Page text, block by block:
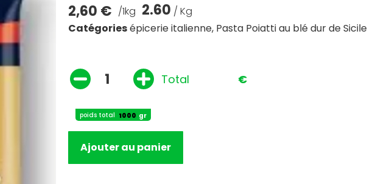
2,60 € /1kg 2.60 / Kg
Catégoriesépicerie italienne, Pasta Poiatti au blé dur de Sicile
poids total gr
Total €
Ajouter au panier